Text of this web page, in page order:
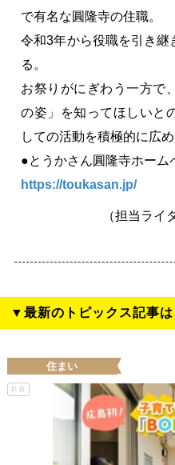
で有名な圓隆寺の住職。
令和3年から役職を引き
る。
お祭りがにぎわう一方で
の姿」を知ってほしいと
しての活動を積極的に広め
●とうかさん圓隆寺ホーム
https://toukasan.jp/
（担当ライ
▼最新のトピックス記事
住まい
PR